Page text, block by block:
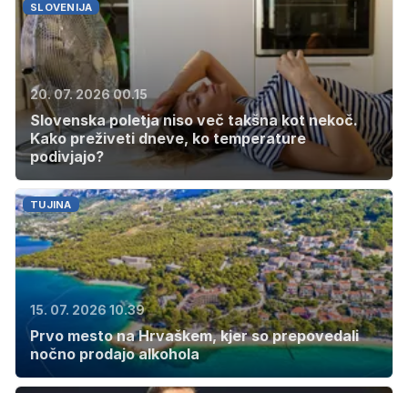
SLOVENIJA
20. 07. 2026 00.15
Slovenska poletja niso več takšna kot nekoč.
Kako preživeti dneve, ko temperature
podivjajo?
TUJINA
15. 07. 2026 10.39
Prvo mesto na Hrvaškem, kjer so prepovedali
nočno prodajo alkohola